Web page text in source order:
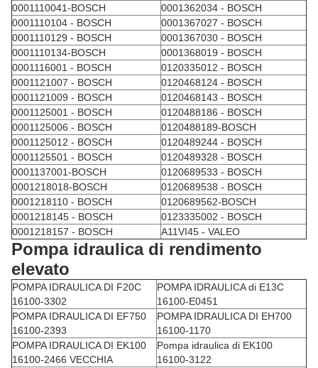
0001110041-BOSCH
0001362034 - BOSCH
0001110104 - BOSCH
0001367027 - BOSCH
0001110129 - BOSCH
0001367030 - BOSCH
0001110134-BOSCH
0001368019 - BOSCH
0001116001 - BOSCH
0120335012 - BOSCH
0001121007 - BOSCH
0120468124 - BOSCH
0001121009 - BOSCH
0120468143 - BOSCH
0001125001 - BOSCH
0120488186 - BOSCH
0001125006 - BOSCH
0120488189-BOSCH
0001125012 - BOSCH
0120489244 - BOSCH
0001125501 - BOSCH
0120489328 - BOSCH
0001137001-BOSCH
0120689533 - BOSCH
0001218018-BOSCH
0120689538 - BOSCH
0001218110 - BOSCH
0120689562-BOSCH
0001218145 - BOSCH
0123335002 - BOSCH
0001218157 - BOSCH
A11VI45 - VALEO
Pompa idraulica di rendimento
elevato
POMPA IDRAULICA DI F20C
16100-3302
POMPA IDRAULICA di E13C
16100-E0451
POMPA IDRAULICA DI EF750
16100-2393
POMPA IDRAULICA DI EH700
16100-1170
POMPA IDRAULICA DI EK100
16100-2466 VECCHIA
Pompa idraulica di EK100
16100-3122